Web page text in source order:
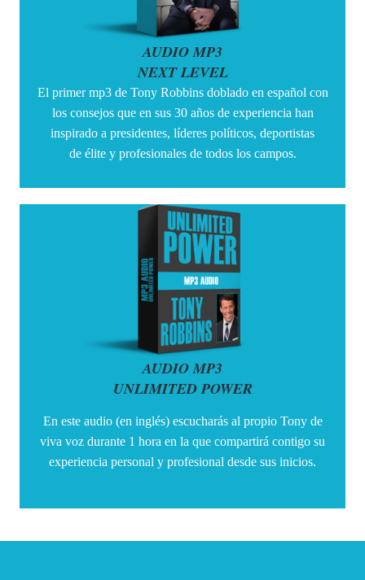
AUDIO MP3
NEXT LEVEL
El primer mp3 de Tony Robbinsdoblado en español con
los consejos que en sus 30 años de experiencia han
inspirado a presidentes, líderes políticos, deportistas
de élite y profesionales de todos los campos.
AUDIO MP3
UNLIMITED POWER
En este audio (en inglés) escucharás al propio Tonyde
viva voz durante 1 hora en la que compartirá contigo su
experiencia personal y profesional desde sus inicios.